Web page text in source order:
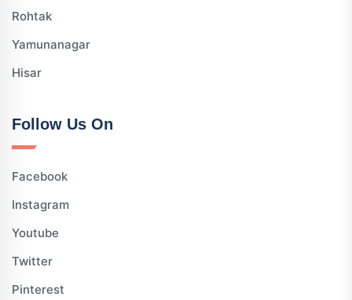
Rohtak
Yamunanagar
Hisar
Follow Us On
Facebook
Instagram
Youtube
Twitter
Pinterest